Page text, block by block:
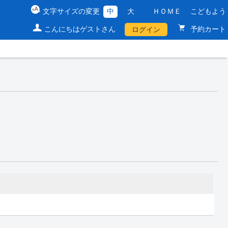
文字サイズの変更 中 大 ＨＯＭＥ こどもよう
こんにちはゲストさん ログイン 予約カート